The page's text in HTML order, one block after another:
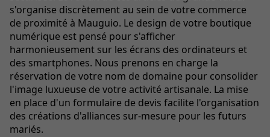
s'organise discrètement au sein de votre commerce
de proximité à Mauguio. Le design de votre boutique
numérique est pensé pour s'afficher
harmonieusement sur les écrans des ordinateurs et
des smartphones. Nous prenons en charge la
réservation de votre nom de domaine pour consolider
l'image luxueuse de votre activité artisanale. La mise
en place d'un formulaire de devis facilite l'organisation
des créations d'alliances sur-mesure pour les futurs
mariés.